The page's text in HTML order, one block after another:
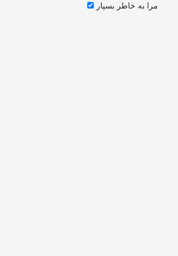
مرا به خاطر بسپار